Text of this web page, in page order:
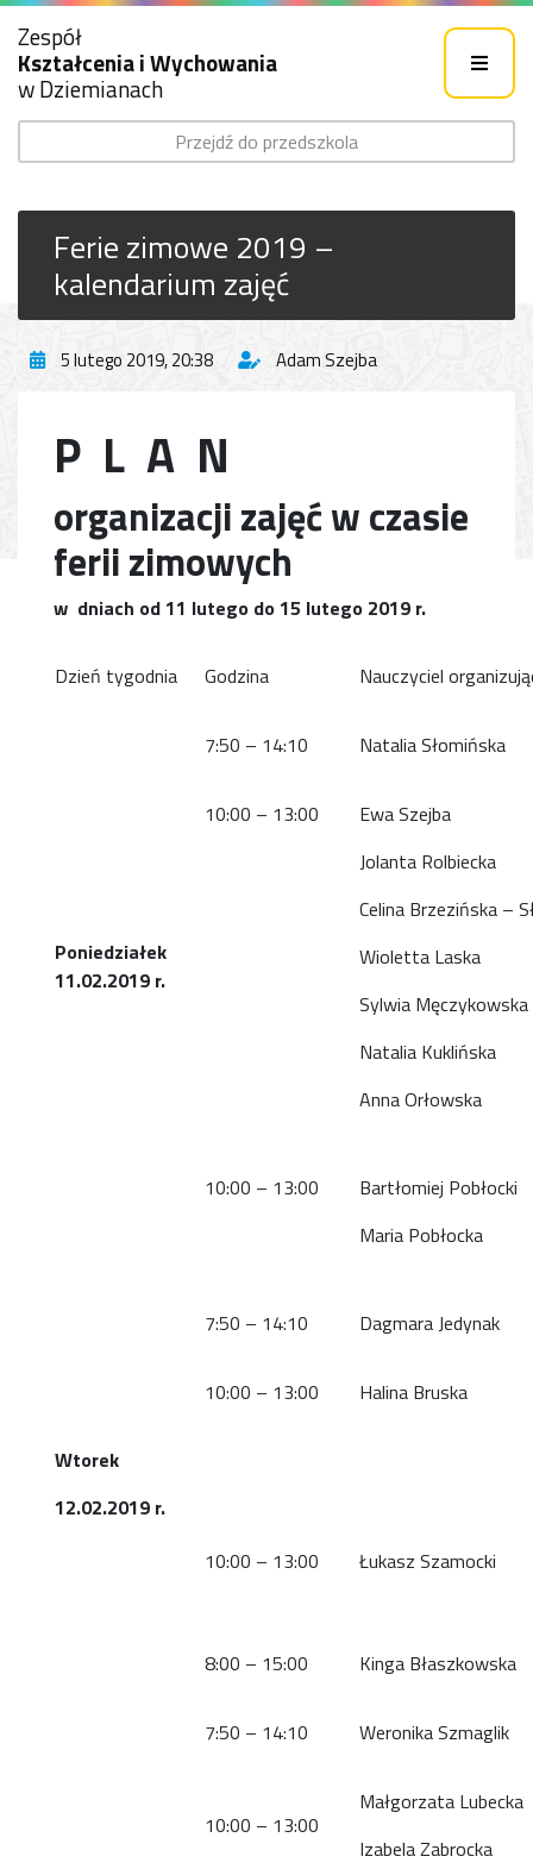
Zespół
Kształcenia i Wychowania
w Dziemianach
Przejdź do przedszkola
Ferie zimowe 2019 –
kalendarium zajęć
5 lutego 2019, 20:38 Adam Szejba
P L A N
organizacji zajęć w czasie
ferii zimowych
w dniach od 11 lutego do 15 lutego 2019 r.
Dzień tygodnia Godzina Nauczyciel
Poniedziałek
11.02.2019 r.
7:50 – 14:10 Natalia Słomińska
10:00 – 13:00
Ewa Szejba
Jolanta Rolbiecka
Celina Brzezińska –
Wioletta Laska
Sylwia Męczykowska
Natalia Kuklińska
Anna Orłowska
10:00 – 13:00
Bartłomiej Pobłocki
Maria Pobłocka
Wtorek
12.02.2019 r.
7:50 – 14:10 Dagmara Jedynak
10:00 – 13:00 Halina Bruska
10:00 – 13:00 Łukasz Szamocki
8:00 – 15:00 Kinga Błaszkowska
7:50 – 14:10 Weronika Szmaglik
10:00 – 13:00
Małgorzata Lubecka
Izabela Zabrocka